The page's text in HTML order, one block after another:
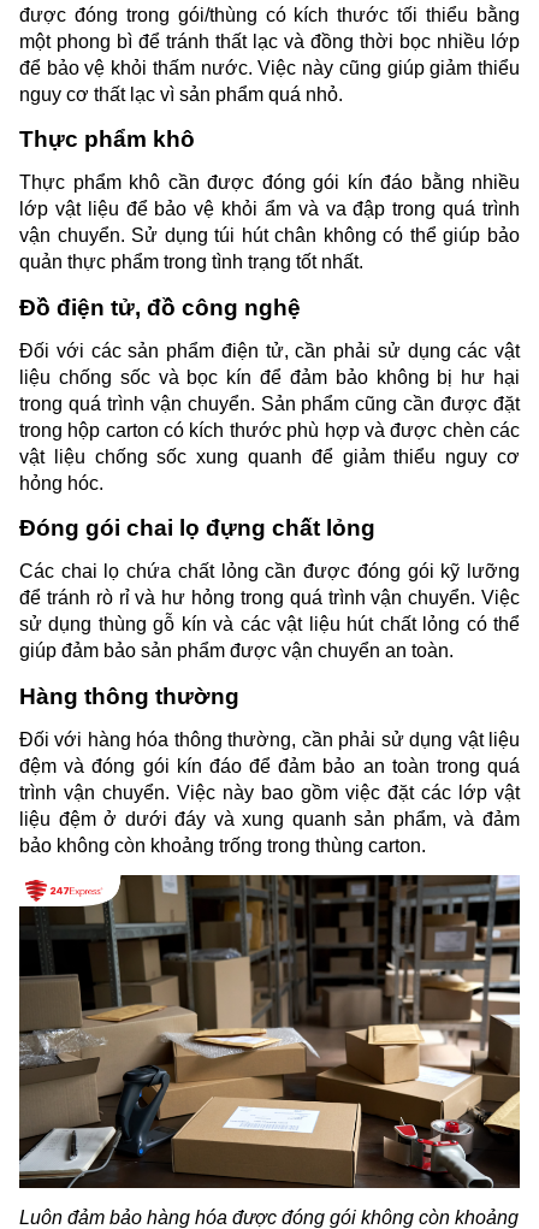
được đóng trong gói/thùng có kích thước tối thiểu bằng
một phong bì để tránh thất lạc và đồng thời bọc nhiều lớp
để bảo vệ khỏi thấm nước. Việc này cũng giúp giảm thiểu
nguy cơ thất lạc vì sản phẩm quá nhỏ.
Thực phẩm khô
Thực phẩm khô cần được đóng gói kín đáo bằng nhiều
lớp vật liệu để bảo vệ khỏi ẩm và va đập trong quá trình
vận chuyển. Sử dụng túi hút chân không có thể giúp bảo
quản thực phẩm trong tình trạng tốt nhất.
Đồ điện tử, đồ công nghệ
Đối với các sản phẩm điện tử, cần phải sử dụng các vật
liệu chống sốc và bọc kín để đảm bảo không bị hư hại
trong quá trình vận chuyển. Sản phẩm cũng cần được đặt
trong hộp carton có kích thước phù hợp và được chèn các
vật liệu chống sốc xung quanh để giảm thiểu nguy cơ
hỏng hóc.
Đóng gói chai lọ đựng chất lỏng
Các chai lọ chứa chất lỏng cần được đóng gói kỹ lưỡng
để tránh rò rỉ và hư hỏng trong quá trình vận chuyển. Việc
sử dụng thùng gỗ kín và các vật liệu hút chất lỏng có thể
giúp đảm bảo sản phẩm được vận chuyển an toàn.
Hàng thông thường
Đối với hàng hóa thông thường, cần phải sử dụng vật liệu
đệm và đóng gói kín đáo để đảm bảo an toàn trong quá
trình vận chuyển. Việc này bao gồm việc đặt các lớp vật
liệu đệm ở dưới đáy và xung quanh sản phẩm, và đảm
bảo không còn khoảng trống trong thùng carton.
Luôn đảm bảo hàng hóa được đóng gói không còn khoảng